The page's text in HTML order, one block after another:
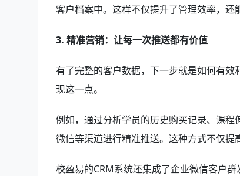
客户档案中。这样不仅提升了管理效率，还
3. 精准营销：让每一次推送都有价值
有了完整的客户数据，下一步就是如何有
现这一点。
例如，通过分析学员的历史购买记录、课
微信等渠道进行精准推送。这种方式不仅提
校盈易的CRM系统还集成了企业微信客户